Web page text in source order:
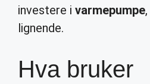
investere ivarmepumpe
lignende.
Hva bruker